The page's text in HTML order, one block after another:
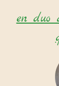
en duo